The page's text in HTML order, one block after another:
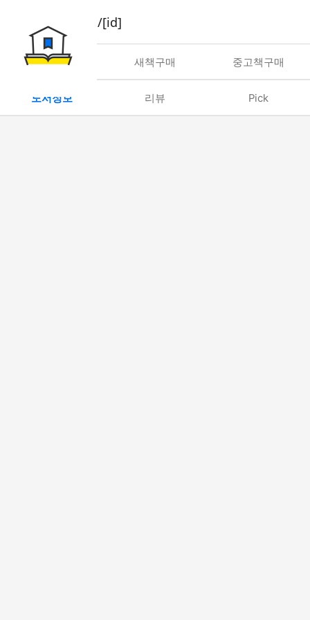
book/rent/[id]
대여 새책구매 중고책구매
도서정보 리뷰 Pick